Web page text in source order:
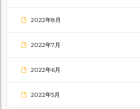
2022年8月
2022年7月
2022年6月
2022年5月